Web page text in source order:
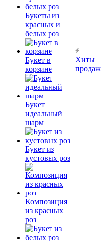
Букеты из
красных и
белых роз
Букет в
корзине
Букет
идеальный
шарм
Букет из
кустовых роз
Композиция
из красных
роз
Хиты
продаж